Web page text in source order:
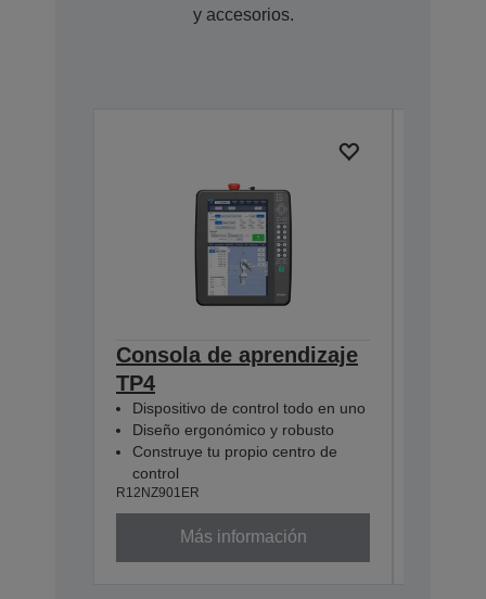
y accesorios.
Consola de aprendizaje
TP4
Dispositivo de control todo en uno
Diseño ergonómico y robusto
Construye tu propio centro de
control
R12NZ901ER
Más información